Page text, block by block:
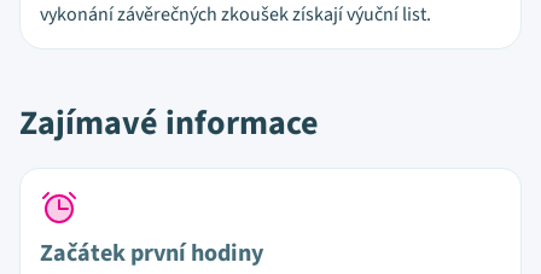
vykonání závěrečných zkoušek získají výuční list.
Zajímavé informace
Začátek první hodiny